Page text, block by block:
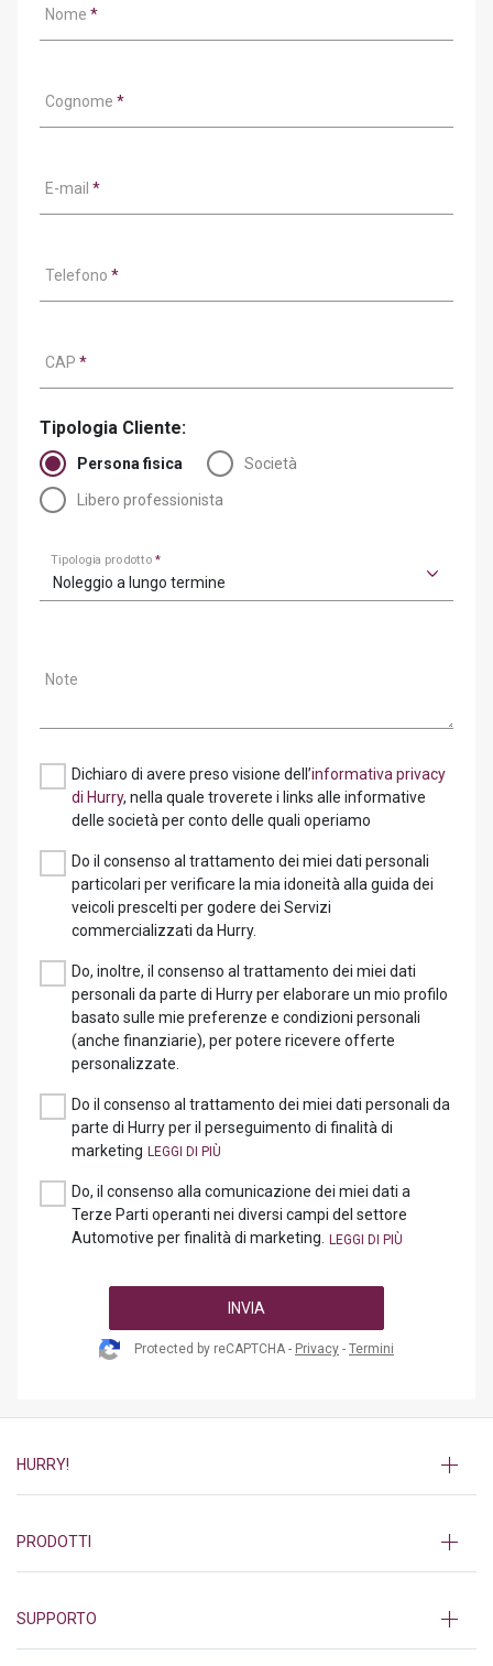
Nome *
Cognome *
E-mail *
Telefono *
CAP *
Tipologia Cliente:
Persona fisica Società
Libero professionista
Tipologia prodotto*
Noleggio a lungo termine
Note
Dichiaro di avere preso visione dell’informativa privacy
di Hurry, nella quale troverete i links alle informative
delle società per conto delle quali operiamo
Do il consenso al trattamento dei miei dati personali
particolari per verificare la mia idoneità alla guida dei
veicoli prescelti per godere dei Servizi
commercializzati da Hurry.
Do, inoltre, il consenso al trattamento dei miei dati
personali da parte di Hurry per elaborare un mio profilo
basato sulle mie preferenze e condizioni personali
(anche finanziarie), per potere ricevere offerte
personalizzate.
Do il consenso al trattamento dei miei dati personali da
parte di Hurry per il perseguimento di finalità di
marketing
Do, il consenso alla comunicazione dei miei dati a
Terze Parti operanti nei diversi campi del settore
Automotive per finalità di marketing.
INVIA
Protected by reCAPTCHA - Privacy - Termini
HURRY!
PRODOTTI
SUPPORTO